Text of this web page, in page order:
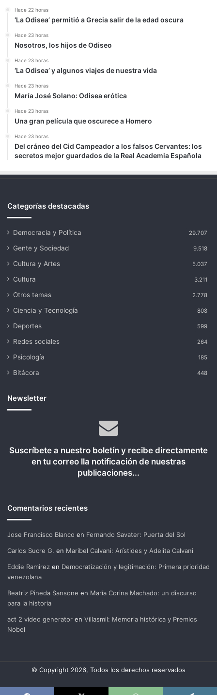
Hace 22 horas
‘La Odisea’ permitió a Grecia salir de la edad oscura
Hace 23 horas
Nosotros, los hijos de Odiseo
Hace 23 horas
‘La Odisea’ y algunos viajes de nuestra vida
Hace 23 horas
María José Solano: Odisea erótica
Hace 23 horas
Una gran película que oscurece a Homero
Hace 23 horas
Del cráneo del Cid Campeador a los falsos Cervantes: los
secretos mejor guardados de la Real Academia Española
Categorías destacadas
Democracia y Política 29.707
Gente y Sociedad 9.518
Cultura y Artes 5.037
Cultura 3.211
Otros temas 2.778
Ciencia y Tecnología 808
Deportes 599
Redes sociales 264
Psicología 185
Bitácora 448
Newsletter
Suscríbete a nuestro boletín y recibe directamente
en tu correo lla notificación de nuestras
publicaciones...
Comentarios recientes
Jose Francisco Blanco en Fernando Savater: Puerta del Sol
Carlos Sucre G. en Maribel Calvani: Arístides y Adelita Calvani
Eddie Ramirez en Democratización y legitimación: Primera prioridad
venezolana
Beatriz Pineda Sansone en María Corina Machado: un discurso
para la historia
act 2 video generator en Villasmil: Memoria histórica y Premios
Nobel
© Copyright 2026, Todos los derechos reservados